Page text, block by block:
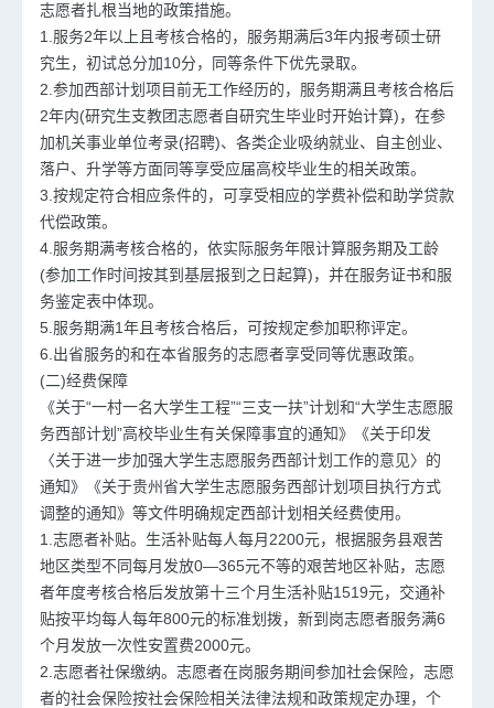
志愿者扎根当地的政策措施。
1.服务2年以上且考核合格的，服务期满后3年内报考硕士研
究生，初试总分加10分，同等条件下优先录取。
2.参加西部计划项目前无工作经历的，服务期满且考核合格后
2年内(研究生支教团志愿者自研究生毕业时开始计算)，在参
加机关事业单位考录(招聘)、各类企业吸纳就业、自主创业、
落户、升学等方面同等享受应届高校毕业生的相关政策。
3.按规定符合相应条件的，可享受相应的学费补偿和助学贷款
代偿政策。
4.服务期满考核合格的，依实际服务年限计算服务期及工龄
(参加工作时间按其到基层报到之日起算)，并在服务证书和服
务鉴定表中体现。
5.服务期满1年且考核合格后，可按规定参加职称评定。
6.出省服务的和在本省服务的志愿者享受同等优惠政策。
(二)经费保障
《关于“一村一名大学生工程”“三支一扶”计划和“大学生志愿服
务西部计划”高校毕业生有关保障事宜的通知》《关于印发
〈关于进一步加强大学生志愿服务西部计划工作的意见〉的
通知》《关于贵州省大学生志愿服务西部计划项目执行方式
调整的通知》等文件明确规定西部计划相关经费使用。
1.志愿者补贴。生活补贴每人每月2200元，根据服务县艰苦
地区类型不同每月发放0—365元不等的艰苦地区补贴，志愿
者年度考核合格后发放第十三个月生活补贴1519元，交通补
贴按平均每人每年800元的标准划拨，新到岗志愿者服务满6
个月发放一次性安置费2000元。
2.志愿者社保缴纳。志愿者在岗服务期间参加社会保险，志愿
者的社会保险按社会保险相关法律法规和政策规定办理，个